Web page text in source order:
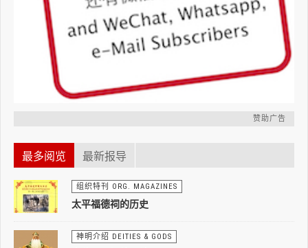
赞助广告
最多阅览 最新报导
组织特刊 ORG. MAGAZINES
太平福德祠的历史
神明介绍 DEITIES & GODS